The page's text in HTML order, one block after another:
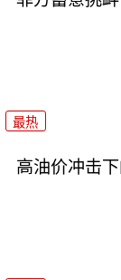
最热
高油价冲击